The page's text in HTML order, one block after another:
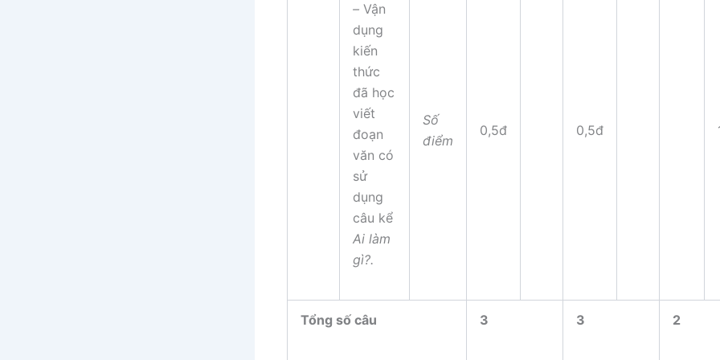
– Vận
dụng
kiến
thức
đã học
viết
đoạn
văn có
sử
dụng
câu kể
Ai làm
gì?.
Số
điểm
0,5đ 0,5đ
Tổng số câu 3 3 2